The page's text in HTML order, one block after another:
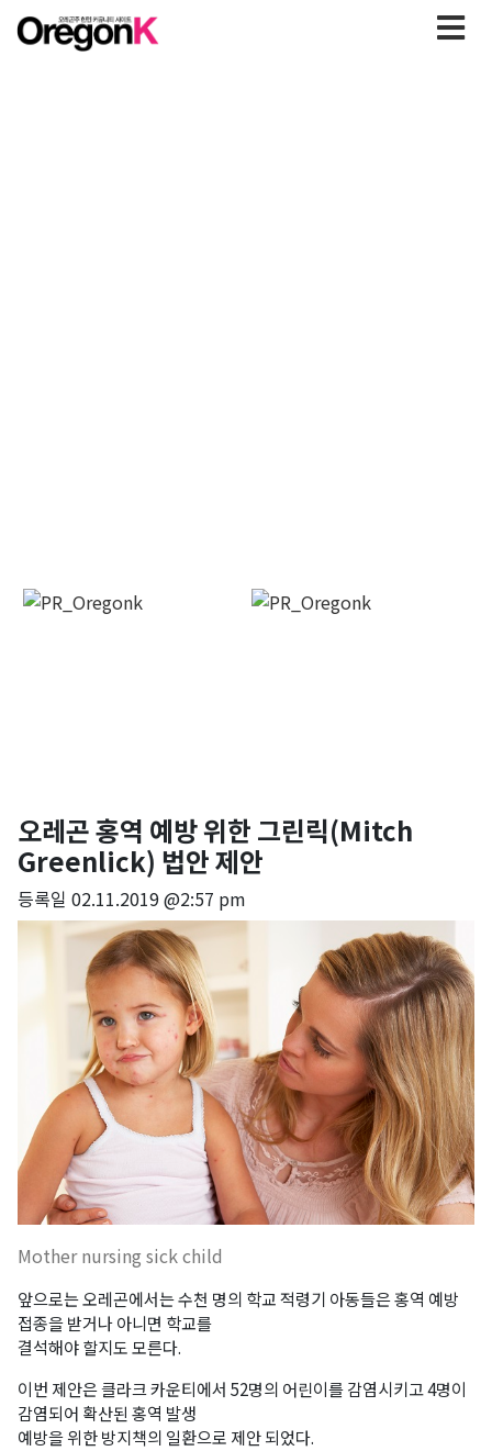
오레곤 홍역 예방 위한 그린릭(Mitch
Greenlick) 법안 제안
등록일 02.11.2019 @2:57 pm
Mother nursing sick child
앞으로는 오레곤에서는 수천 명의 학교 적령기 아동들은 홍역 예방
접종을 받거나 아니면 학교를
결석해야 할지도 모른다.
이번 제안은 클라크 카운티에서 52명의 어린이를 감염시키고 4명이
감염되어 확산된 홍역 발생
예방을 위한 방지책의 일환으로 제안 되었다.